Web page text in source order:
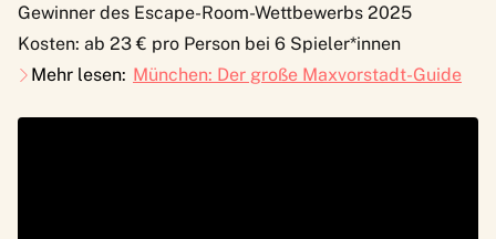
Gewinner des Escape-Room-Wettbewerbs 2025
Kosten: ab 23 € pro Person bei 6 Spieler*innen
Mehr lesen: München: Der große Maxvorstadt-Guide